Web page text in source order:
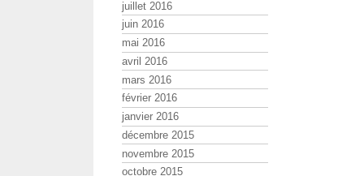
juillet 2016
juin 2016
mai 2016
avril 2016
mars 2016
février 2016
janvier 2016
décembre 2015
novembre 2015
octobre 2015